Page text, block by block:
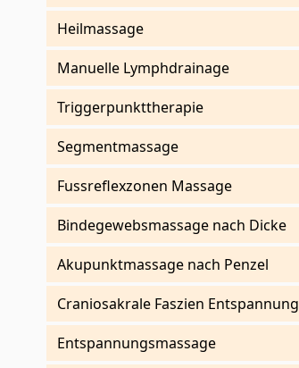
Heilmassage
Manuelle Lymphdrainage
Triggerpunkttherapie
Segmentmassage
Fussreflexzonen Massage
Bindegewebsmassage nach Dicke
Akupunktmassage nach Penzel
Craniosakrale Faszien Entspannung
Entspannungsmassage